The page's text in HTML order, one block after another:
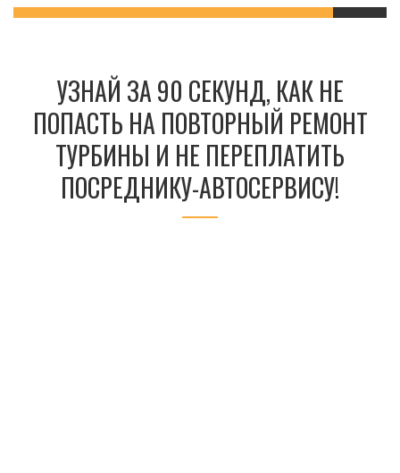
УЗНАЙ ЗА 90 СЕКУНД, КАК НЕ
ПОПАСТЬ НА ПОВТОРНЫЙ РЕМОНТ
ТУРБИНЫ И НЕ ПЕРЕПЛАТИТЬ
ПОСРЕДНИКУ-АВТОСЕРВИСУ!